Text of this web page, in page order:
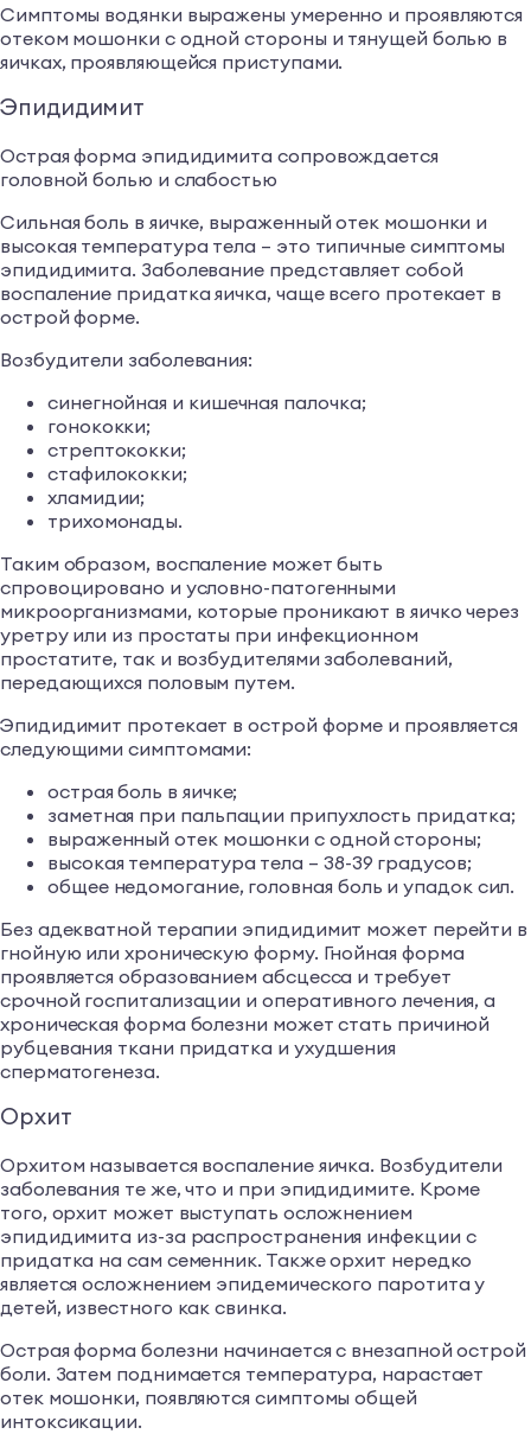
Симптомы водянки выражены умеренно и проявляются
отеком мошонки с одной стороны и тянущей болью в
яичках, проявляющейся приступами.
Эпидидимит
Острая форма эпидидимита сопровождается
головной болью и слабостью
Сильная боль в яичке, выраженный отек мошонки и
высокая температура тела – это типичные симптомы
эпидидимита. Заболевание представляет собой
воспаление придатка яичка, чаще всего протекает в
острой форме.
Возбудители заболевания:
синегнойная и кишечная палочка;
гонококки;
стрептококки;
стафилококки;
хламидии;
трихомонады.
Таким образом, воспаление может быть
спровоцировано и условно-патогенными
микроорганизмами, которые проникают в яичко через
уретру или из простаты при инфекционном
простатите, так и возбудителями заболеваний,
передающихся половым путем.
Эпидидимит протекает в острой форме и проявляется
следующими симптомами:
острая боль в яичке;
заметная при пальпации припухлость придатка;
выраженный отек мошонки с одной стороны;
высокая температура тела – 38-39 градусов;
общее недомогание, головная боль и упадок сил.
Без адекватной терапии эпидидимит может перейти в
гнойную или хроническую форму. Гнойная форма
проявляется образованием абсцесса и требует
срочной госпитализации и оперативного лечения, а
хроническая форма болезни может стать причиной
рубцевания ткани придатка и ухудшения
сперматогенеза.
Орхит
Орхитом называется воспаление яичка. Возбудители
заболевания те же, что и при эпидидимите. Кроме
того, орхит может выступать осложнением
эпидидимита из-за распространения инфекции с
придатка на сам семенник. Также орхит нередко
является осложнением эпидемического паротита у
детей, известного как свинка.
Острая форма болезни начинается с внезапной острой
боли. Затем поднимается температура, нарастает
отек мошонки, появляются симптомы общей
интоксикации.